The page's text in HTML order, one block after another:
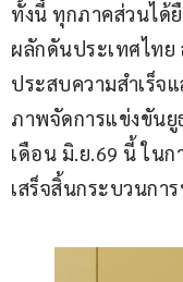
ทั้งนี้ ทุกภาคส่วนได้
ผลักดันประเทศไทย
ประสบความสำเร็จ
ภาพจัดการแข่งขันยู
เดือน มิ.ย.69 นี้ ในก
เสร็จสิ้นกระบวนกา